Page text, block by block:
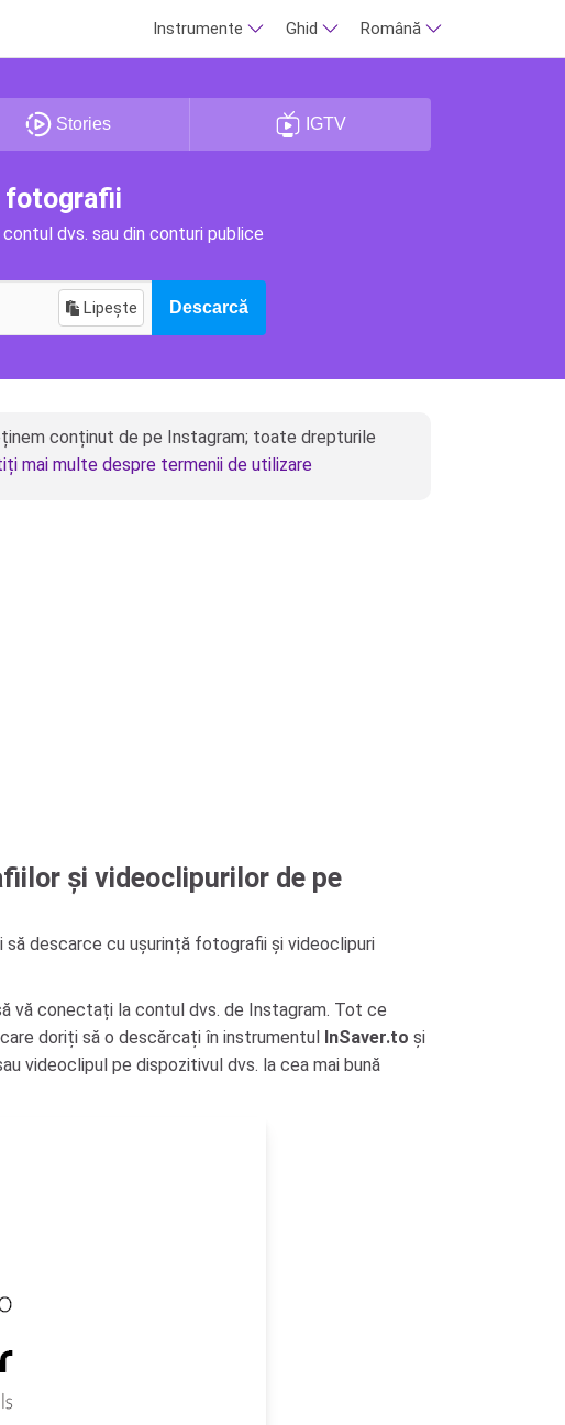
Instrumente Ghid Română
Stories IGTV
fotografii
dvs. sau din conturi publice
Lipește Descarcă
conținut de pe Instagram; toate drepturile
mai multe despre termenii de utilizare
și videoclipurilor de pe
descarce cu ușurință fotografii și videoclipuri
vă conectați la contul dvs. de Instagram. Tot ce
doriți să o descărcați în instrumentul InSaver.to și
videoclipul pe dispozitivul dvs. la cea mai bună